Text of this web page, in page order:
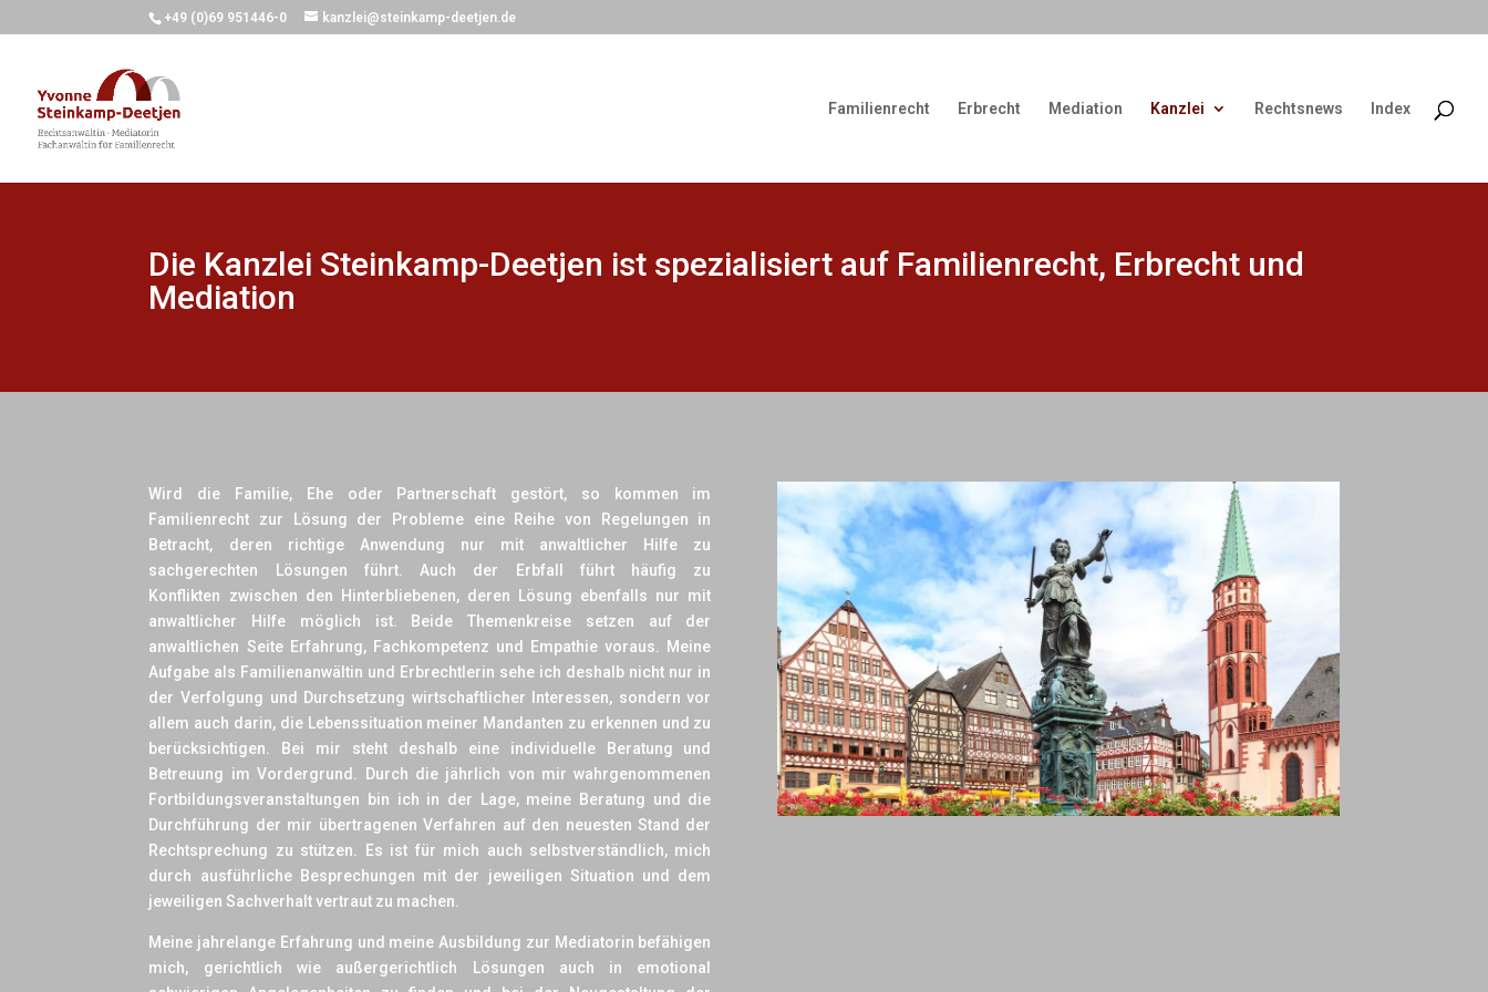
+49 (0)69 951446-0 kanzlei@steinkamp-deetjen.de
Familienrecht Erbrecht Mediation Kanzlei Rechtsnews Index
Die Kanzlei Steinkamp-Deetjen ist spezialisiert auf Familienrecht, Erbrecht und
Mediation
Wird die Familie, Ehe oder Partnerschaft gestört, so kommen im
Familienrecht zur Lösung der Probleme eine Reihe von Regelungen in
Betracht, deren richtige Anwendung nur mit anwaltlicher Hilfe zu
sachgerechten Lösungen führt. Auch der Erbfall führt häufig zu
Konflikten zwischen den Hinterbliebenen, deren Lösung ebenfalls nur mit
anwaltlicher Hilfe möglich ist. Beide Themenkreise setzen auf der
anwaltlichen Seite Erfahrung, Fachkompetenz und Empathie voraus. Meine
Aufgabe als Familienanwältin und Erbrechtlerin sehe ich deshalb nicht nur in
der Verfolgung und Durchsetzung wirtschaftlicher Interessen, sondern vor
allem auch darin, die Lebenssituation meiner Mandanten zu erkennen und zu
berücksichtigen. Bei mir steht deshalb eine individuelle Beratung und
Betreuung im Vordergrund. Durch die jährlich von mir wahrgenommenen
Fortbildungsveranstaltungen bin ich in der Lage, meine Beratung und die
Durchführung der mir übertragenen Verfahren auf den neuesten Stand der
Rechtsprechung zu stützen. Es ist für mich auch selbstverständlich, mich
durch ausführliche Besprechungen mit der jeweiligen Situation und dem
jeweiligen Sachverhalt vertraut zu machen.
Meine jahrelange Erfahrung und meine Ausbildung zur Mediatorin befähigen
mich, gerichtlich wie außergerichtlich Lösungen auch in emotional